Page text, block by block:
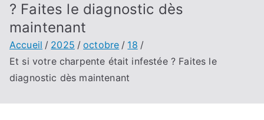
? Faites le diagnostic dès
maintenant
Accueil 2025 octobre
18
Et si votre charpente était infestée ? Faites le
diagnostic dès maintenant